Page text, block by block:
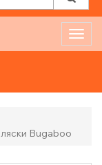
Bugaboo